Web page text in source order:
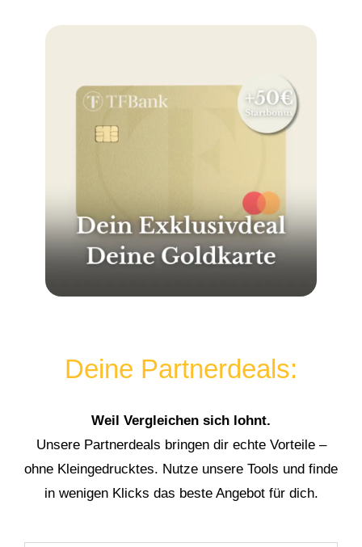
Deine Partnerdeals:
Weil Vergleichen sich lohnt.
Unsere Partnerdeals bringen dir echte Vorteile –
ohne Kleingedrucktes. Nutze unsere Tools und finde
in wenigen Klicks das beste Angebot für dich.